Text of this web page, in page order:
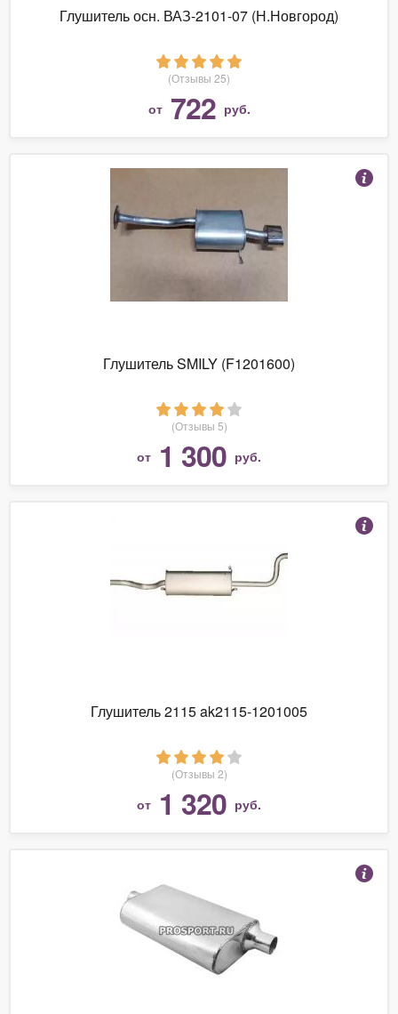
Глушитель осн. ВАЗ-2101-07 (Н.Новгород)
(Отзывы 25)
от 722 руб.
Глушитель SMILY (F1201600)
(Отзывы 5)
от 1 300 руб.
Глушитель 2115 ak2115-1201005
(Отзывы 2)
от 1 320 руб.